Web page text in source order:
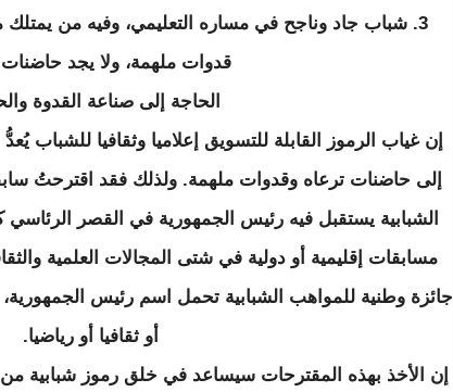
3. شباب جاد وناجح في مساره التعليمي، وفيه من يمتلك
قدوات ملهمة، ولا يجد حاضنات
الحاجة إلى صناعة القدوة
إن غياب الرموز القابلة للتسويق إعلاميا وثقافيا للشباب
إلى حاضنات ترعاه وقدوات ملهمة. ولذلك فقد اقترحتُ
الشبابية يستقبل فيه رئيس الجمهورية في القصر الرئاسي
مسابقات إقليمية أو دولية في شتى المجالات العلمية
جائزة وطنية للمواهب الشبابية تحمل اسم رئيس الجمهورية،
أو ثقافيا أو رياضيا.
إن الأخذ بهذه المقترحات سيساعد في خلق رموز شبابية